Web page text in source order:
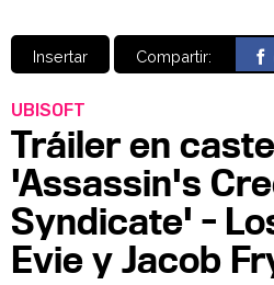
Insertar Compartir:
UBISOFT
Tráiler en
'Assassin's
Syndicate' -
Evie y Jacob